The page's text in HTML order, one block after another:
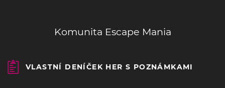
Komunita Escape Mania
VLASTNÍ DENÍČEK HER S POZNÁMKAMI